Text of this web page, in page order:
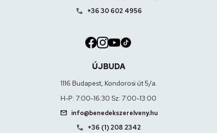
call +36 30 602 4956
ÚJBUDA
1116 Budapest, Kondorosi út 5/a.
H-P: 7:00-16:30 Sz: 7:00-13:00
mail info@benedekszerelveny.hu
call +36 (1) 208 2342